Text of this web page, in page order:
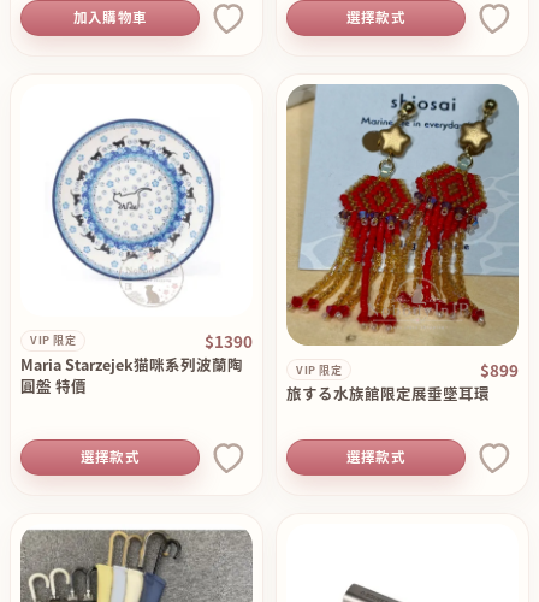
加入購物車 選擇款式
VIP 限定 $1390
Maria Starzejek猫咪系列波蘭陶
圓盤 特價
選擇款式
VIP 限定 $899
旅する水族館限定展垂墜耳環
選擇款式